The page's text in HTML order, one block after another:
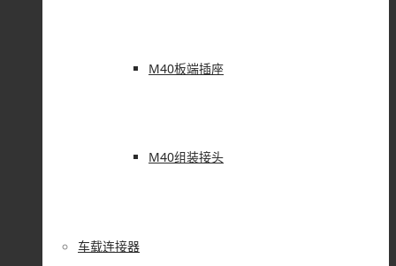
M40板端插座
M40组装接头
车载连接器